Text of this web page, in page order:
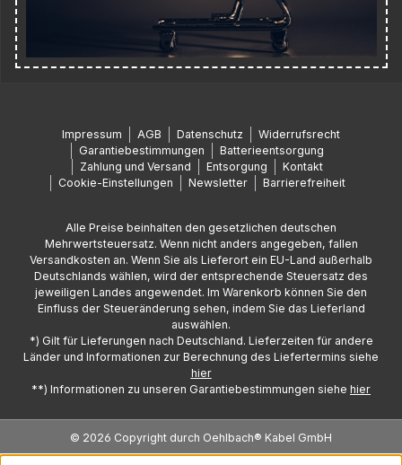
Impressum AGB Datenschutz
Widerrufsrecht
Garantiebestimmungen
Batterieentsorgung
Zahlung und Versand
Entsorgung
Kontakt
Cookie-Einstellungen
Newsletter Barrierefreiheit
Alle Preise beinhalten den gesetzlichen deutschen
Mehrwertsteuersatz. Wenn nicht anders angegeben, fallen
Versandkosten an. Wenn Sie als Lieferort ein EU-Land außerhalb
Deutschlands wählen, wird der entsprechende Steuersatz des
jeweiligen Landes angewendet. Im Warenkorb können Sie den
Einfluss der Steueränderung sehen, indem Sie das Lieferland
auswählen.
*) Gilt für Lieferungen nach Deutschland. Lieferzeiten für andere
Länder und Informationen zur Berechnung des Liefertermins siehe
hier
**) Informationen zu unseren Garantiebestimmungen siehe hier
© 2026 Copyright durch Oehlbach® Kabel GmbH